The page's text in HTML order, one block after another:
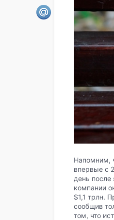
Напомним,
впервые с
день после
компании
$1,1 трлн.
сообщив
том, что